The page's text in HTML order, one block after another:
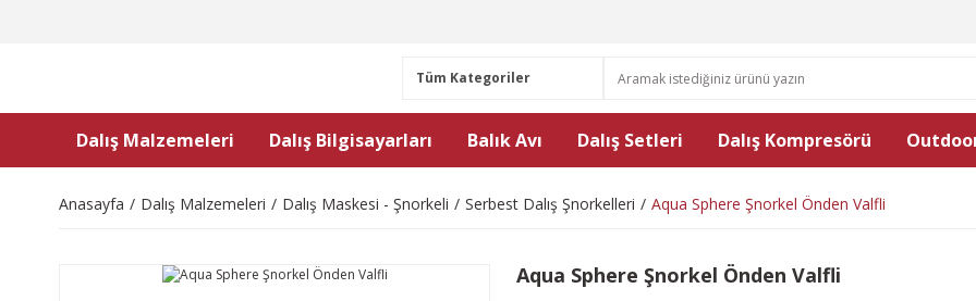
Dalış Malzemeleri Dalış Bilgisayarları Balık Avı Dalış Setleri Dalış Kompresörü
Anasayfa Dalış Malzemeleri Dalış Maskesi - Şnorkeli Serbest Dalış Şnorkelleri Aqua Sphere Şnorkel Önden Valfli
Aqua Sphere Şnorkel Önden Valfli